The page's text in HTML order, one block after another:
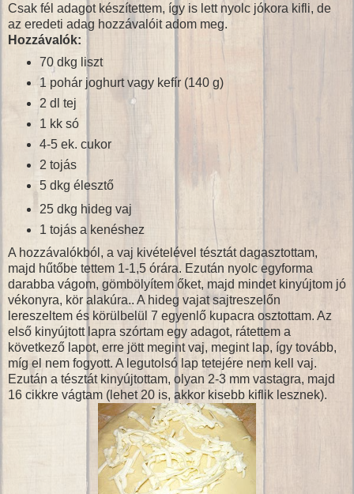
Csak fél adagot készítettem, így is lett nyolc jókora kifli, de
az eredeti adag hozzávalóit adom meg.
Hozzávalók:
70 dkg liszt
1 pohár joghurt vagy kefír (140 g)
2 dl tej
1 kk só
4-5 ek. cukor
2 tojás
5 dkg élesztő
25 dkg hideg vaj
1 tojás a kenéshez
A hozzávalókból, a vaj kivételével tésztát dagasztottam,
majd hűtőbe tettem 1-1,5 órára. Ezután nyolc egyforma
darabba vágom, gömbölyítem őket, majd mindet kinyújtom jó
vékonyra, kör alakúra.. A hideg vajat sajtreszelőn
lereszeltem és körülbelül 7 egyenlő kupacra osztottam. Az
első kinyújtott lapra szórtam egy adagot, rátettem a
következő lapot, erre jött megint vaj, megint lap, így tovább,
míg el nem fogyott. A legutolsó lap tetejére nem kell vaj.
Ezután a tésztát kinyújtottam, olyan 2-3 mm vastagra, majd
16 cikkre vágtam (lehet 20 is, akkor kisebb kiflik lesznek).